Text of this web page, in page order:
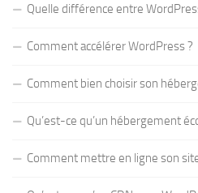
Quelle différence entre
Comment accélérer WordPress ?
Comment bien choisir son
Qu’est-ce qu’un hébergement
Comment mettre en ligne son